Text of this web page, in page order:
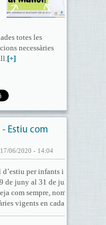
totes les
necessàries
[+]
Estiu com
06/2020 - 14:04
d’estiu per infants i
de juny al 31 de juliol.
com sempre, només amb el
vigents en cada moment.